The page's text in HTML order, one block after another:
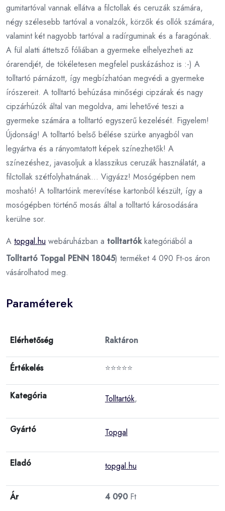
gumitartóval vannak ellátva a filctollak és ceruzák számára,
négy szélesebb tartóval a vonalzók, körzők és ollók számára,
valamint két nagyobb tartóval a radírguminak és a faragónak.
A fül alatti áttetsző fóliában a gyermeke elhelyezheti az
órarendjét, de tökéletesen megfelel puskázáshoz is :-) A
tolltartó párnázott, így megbízhatóan megvédi a gyermeke
írószereit. A tolltartó behúzása minőségi cipzárak és nagy
cipzárhúzók által van megoldva, ami lehetővé teszi a
gyermeke számára a tolltartó egyszerű kezelését. Figyelem!
Újdonság! A tolltartó belső bélése szürke anyagból van
legyártva és a rányomtatott képek színezhetők! A
színezéshez, javasoljuk a klasszikus ceruzák használatát, a
filctollak szétfolyhatnának... Vigyázz! Mosógépben nem
mosható! A tolltartóink merevítése kartonból készült, így a
mosógépben történő mosás által a tolltartó károsodására
kerülne sor.
A topgal.hu webáruházban a tolltartókkategóriából a
Tolltartó Topgal PENN 18045) terméket 4 090 Ft-os áron
vásárolhatod meg.
Paraméterek
Elérhetőség Raktáron
Értékelés ⭐⭐⭐⭐⭐
Kategória Tolltartók,
Gyártó Topgal
Eladó topgal.hu
Ár 4 090Ft